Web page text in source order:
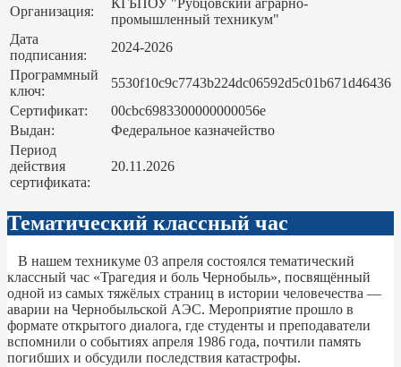
Организация:
КГБПОУ "Рубцовский аграрно-
промышленный техникум"
Дата
подписания:
2024-2026
Программный
ключ:
5530f10c9c7743b224dc06592d5c01b671d46436
Сертификат:
00cbc6983300000000056e
Выдан:
Федеральное казначейство
Период
действия
сертификата:
20.11.2026
Тематический классный час
В нашем техникуме 03 апреля состоялся тематический
классный час «Трагедия и боль Чернобыль», посвящённый
одной из самых тяжёлых страниц в истории человечества —
аварии на Чернобыльской АЭС. Мероприятие прошло в
формате открытого диалога, где студенты и преподаватели
вспомнили о событиях апреля 1986 года, почтили память
погибших и обсудили последствия катастрофы.